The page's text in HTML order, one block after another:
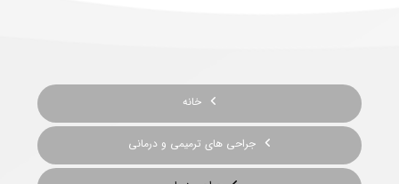
خانه
جراحی های ترمیمی و درمانی